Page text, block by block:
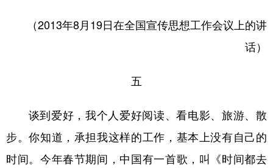
（2013年8月19日在全国宣传思想工作会议上的讲
话）
五
谈到爱好，我个人爱好阅读、看电影、旅游、散
步。你知道，承担我这样的工作，基本上没有自己的
时间。今年春节期间，中国有一首歌，叫《时间都去